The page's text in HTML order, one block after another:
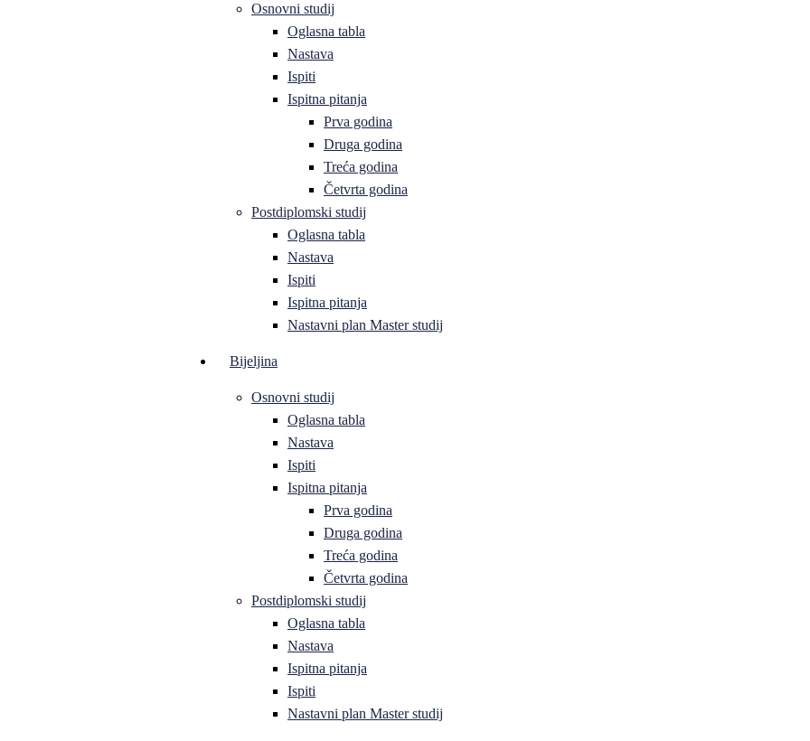
Osnovni studij
Oglasna tabla
Nastava
Ispiti
Ispitna pitanja
Prva godina
Druga godina
Treća godina
Četvrta godina
Postdiplomski studij
Oglasna tabla
Nastava
Ispiti
Ispitna pitanja
Nastavni plan Master studij
Bijeljina
Osnovni studij
Oglasna tabla
Nastava
Ispiti
Ispitna pitanja
Prva godina
Druga godina
Treća godina
Četvrta godina
Postdiplomski studij
Oglasna tabla
Nastava
Ispitna pitanja
Ispiti
Nastavni plan Master studij